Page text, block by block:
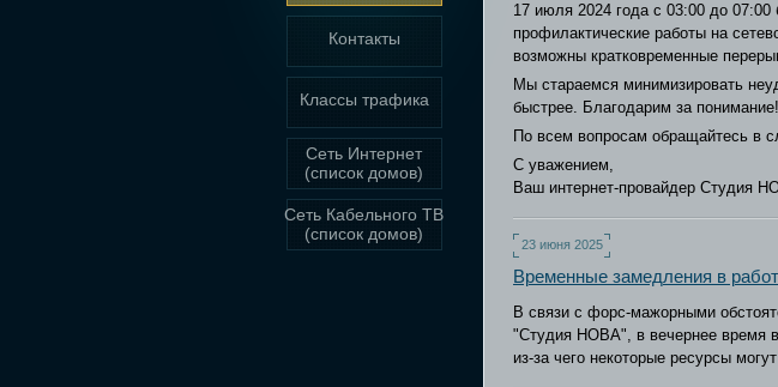
Контакты
Классы трафика
Сеть Интернет
(список домов)
Сеть Кабельного ТВ
(список домов)
17 июля 2024 года с 03:00 до 07:00
профилактические работы на
возможны кратковременные
Мы стараемся минимизировать
быстрее. Благодарим за понимание!
По всем вопросам обращайтесь в
С уважением,
Ваш интернет-провайдер Студия
23 июня 2025
Временные замедления в
В связи с форс-мажорными
"Студия НОВА", в вечернее время
из-за чего некоторые ресурсы